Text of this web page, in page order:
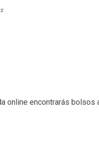
online encontrarás